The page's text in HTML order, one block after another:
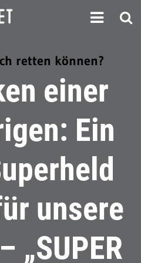
retten können?
einer
Ein
unsere
„SUPER